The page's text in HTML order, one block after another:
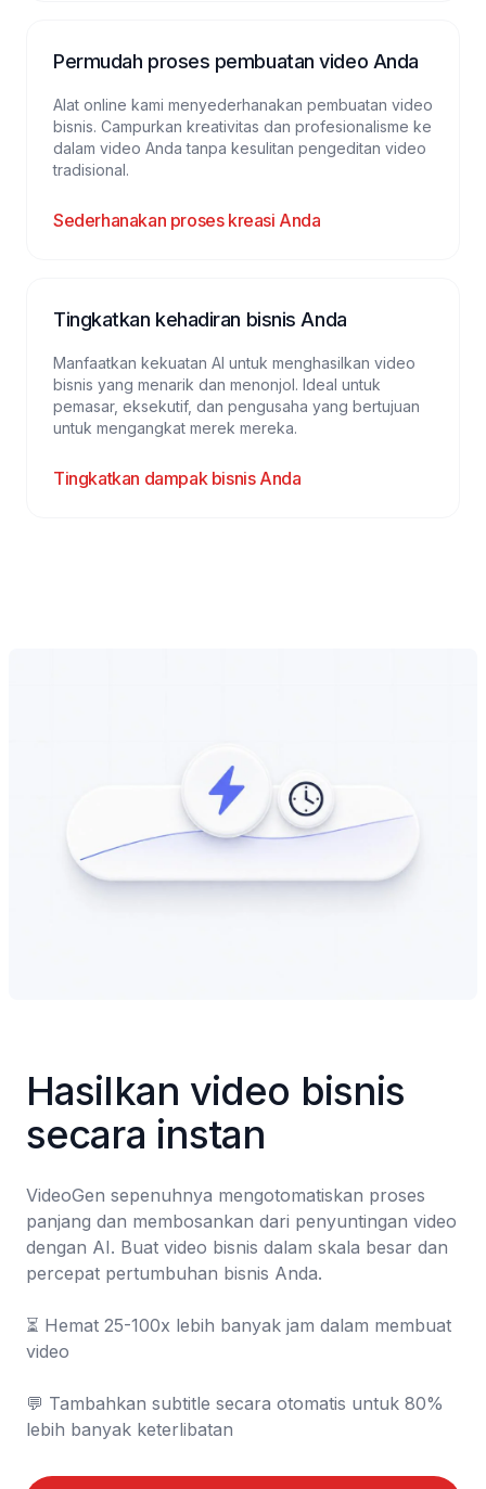
Permudah proses pembuatan video Anda
Alat online kami menyederhanakan pembuatan video
bisnis. Campurkan kreativitas dan profesionalisme ke
dalam video Anda tanpa kesulitan pengeditan video
tradisional.
Sederhanakan proses kreasi Anda
Tingkatkan kehadiran bisnis Anda
Manfaatkan kekuatan AI untuk menghasilkan video
bisnis yang menarik dan menonjol. Ideal untuk
pemasar, eksekutif, dan pengusaha yang bertujuan
untuk mengangkat merek mereka.
Tingkatkan dampak bisnis Anda
Hasilkan video bisnis
secara instan
VideoGen sepenuhnya mengotomatiskan proses
panjang dan membosankan dari penyuntingan video
dengan AI. Buat video bisnis dalam skala besar dan
percepat pertumbuhan bisnis Anda.
⏳️ Hemat 25-100x lebih banyak jam dalam membuat
video
💬 Tambahkan subtitle secara otomatis untuk 80%
lebih banyak keterlibatan